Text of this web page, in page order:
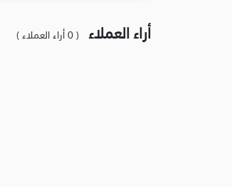
أراء العملاء ( 0 أراء العملاء )